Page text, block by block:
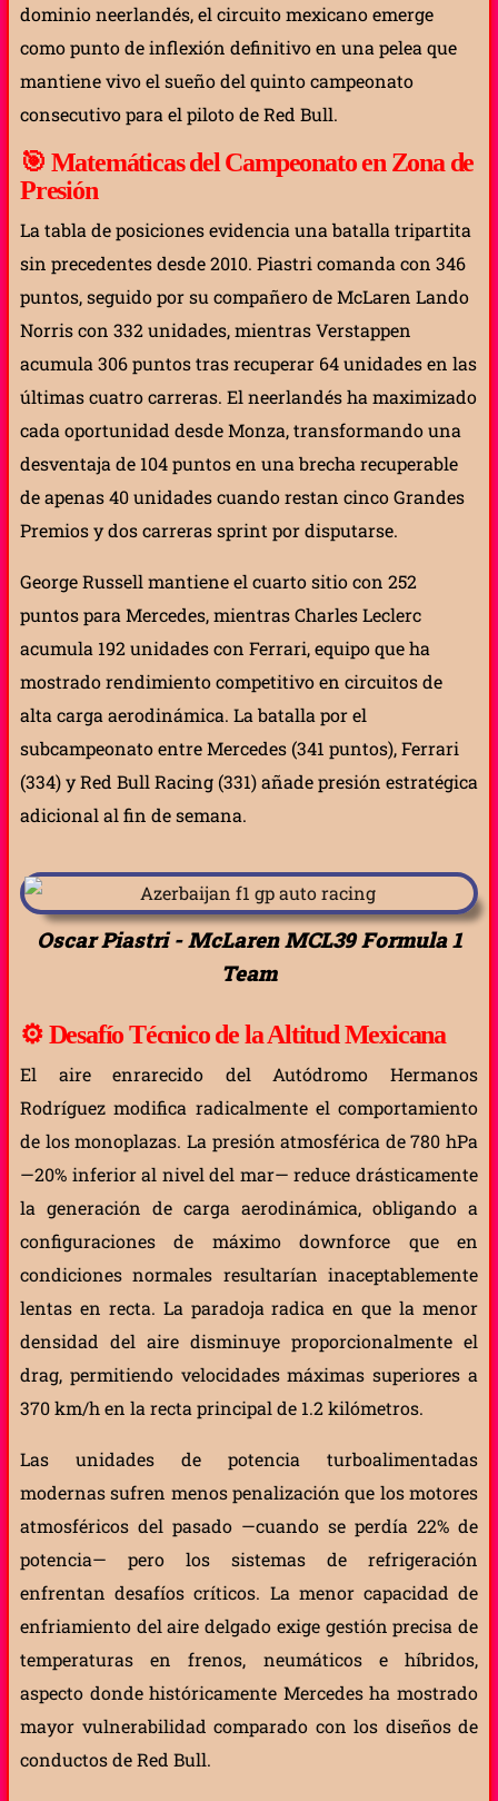
dominio neerlandés, el circuito mexicano emerge
como punto de inflexión definitivo en una pelea que
mantiene vivo el sueño del quinto campeonato
consecutivo para el piloto de Red Bull.
🎯 Matemáticas del Campeonato en Zona de
Presión
La tabla de posiciones evidencia una batalla tripartita
sin precedentes desde 2010. Piastri comanda con 346
puntos, seguido por su compañero de McLaren Lando
Norris con 332 unidades, mientras Verstappen
acumula 306 puntos tras recuperar 64 unidades en las
últimas cuatro carreras. El neerlandés ha maximizado
cada oportunidad desde Monza, transformando una
desventaja de 104 puntos en una brecha recuperable
de apenas 40 unidades cuando restan cinco Grandes
Premios y dos carreras sprint por disputarse.
George Russell mantiene el cuarto sitio con 252
puntos para Mercedes, mientras Charles Leclerc
acumula 192 unidades con Ferrari, equipo que ha
mostrado rendimiento competitivo en circuitos de
alta carga aerodinámica. La batalla por el
subcampeonato entre Mercedes (341 puntos), Ferrari
(334) y Red Bull Racing (331) añade presión estratégica
adicional al fin de semana.
Oscar Piastri - McLaren MCL39 Formula 1
Team
⚙️Desafío Técnico de la Altitud Mexicana
El aire enrarecido del Autódromo Hermanos
Rodríguez modifica radicalmente el comportamiento
de los monoplazas. La presión atmosférica de 780 hPa
—20% inferior al nivel del mar— reduce drásticamente
la generación de carga aerodinámica, obligando a
configuraciones de máximo downforce que en
condiciones normales resultarían inaceptablemente
lentas en recta. La paradoja radica en que la menor
densidad del aire disminuye proporcionalmente el
drag, permitiendo velocidades máximas superiores a
370 km/h en la recta principal de 1.2 kilómetros.
Las unidades de potencia turboalimentadas
modernas sufren menos penalización que los motores
atmosféricos del pasado —cuando se perdía 22% de
potencia— pero los sistemas de refrigeración
enfrentan desafíos críticos. La menor capacidad de
enfriamiento del aire delgado exige gestión precisa de
temperaturas en frenos, neumáticos e híbridos,
aspecto donde históricamente Mercedes ha mostrado
mayor vulnerabilidad comparado con los diseños de
conductos de Red Bull.